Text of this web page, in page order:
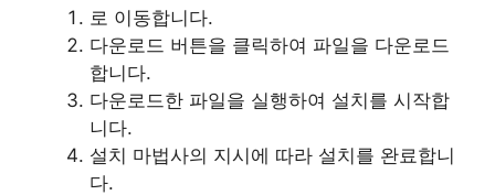
로 이동합니다.
다운로드 버튼을 클릭하여 파일을 다운로드
합니다.
다운로드한 파일을 실행하여 설치를 시작합
니다.
설치 마법사의 지시에 따라 설치를 완료합니
다.